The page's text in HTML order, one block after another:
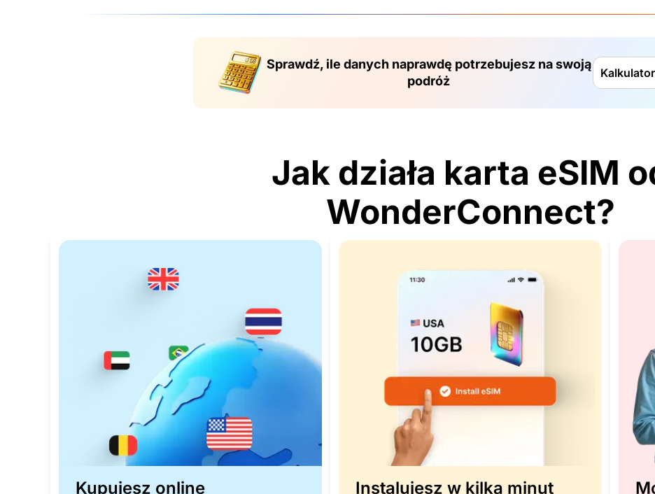
Sprawdź, ile danych naprawdę potrzebujesz na swoją
podróż
Jak działa karta eSIM
WonderConnect?
Kupujesz online Instalujesz w kilka minut